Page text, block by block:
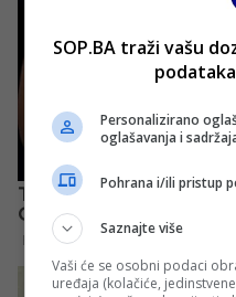
SOP.BA traži vašu
Personalizirano
oglašavanja i
Pohrana i/ili pristup
Saznajte više
Vaši će se osobni podaci
uređaja (kolačiće,